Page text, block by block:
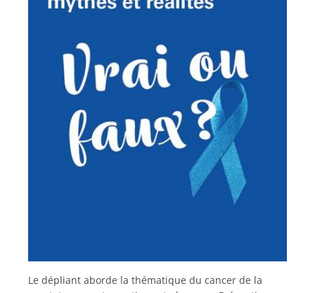
Le dépliant aborde la thématique du cancer de la